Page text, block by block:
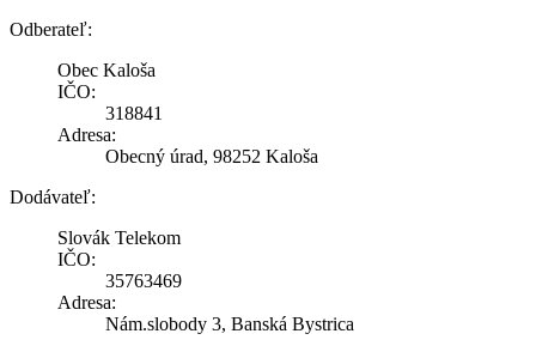
Odberateľ:
Obec Kaloša
IČO:
318841
Adresa:
Obecný úrad, 98252 Kaloša
Dodávateľ:
Slovák Telekom
IČO:
35763469
Adresa:
Nám.slobody 3, Banská Bystrica